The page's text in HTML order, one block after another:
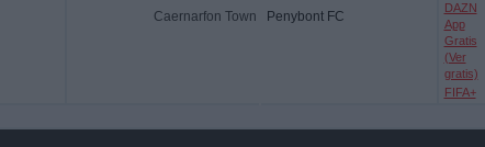
Caernarfon Town Penybont FC
DAZN
App
Gratis
(Ver
gratis)
FIFA+